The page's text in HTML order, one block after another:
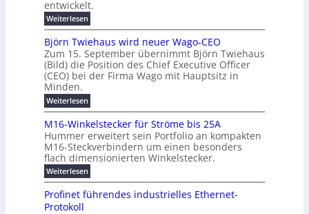
t
m
e
h
r
T
m
p
o
u
n
d
w
e
n
r
m
o
d
e
r
n
e
E
e
r
g
i
e
l
i
c
h
e
r
u
n
s
l
a
s
t
s
c
h
a
n
g
b
e
i
m
0
2
6
E
u
r
o
e
u
r
c
f
ü
h
r
n
g
e
n
f
ü
r
e
ff
i
z
i
entwickelt.
Weiterlesen:
U
m
s
a
t
z
a
c
h
s
t
u
m
v
o
n
ü
b
Björn Twiehaus wird neuer Wago-CEO
Zum 15. September übernimmt Björn Twiehaus
(Bild) die Position des Chief Executive Officer
(CEO) bei der Firma Wago mit Hauptsitz in
Minden.
Weiterlesen:
B
ö
r
n
T
w
i
h
M16-Winkelstecker für Ströme bis 25A
Hummer erweitert sein Portfolio an kompakten
M16-Steckverbindern um einen besonders
flach dimensionierten Winkelstecker.
Weiterlesen:
M
1
6
Profinet führendes industrielles Ethernet-
Protokoll